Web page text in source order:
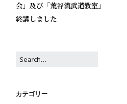
会」及び「荒谷流武道教室」
終講しました
カテゴリー